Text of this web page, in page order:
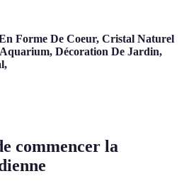
Forme De Coeur, Cristal Naturel
Décoration De Jardin,
commencer la